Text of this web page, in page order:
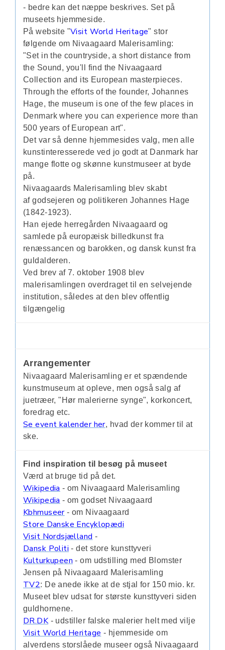
- bedre kan det næppe beskrives. Set på
museets hjemmeside.
På website "Visit World Heritage" stor
følgende om Nivaagaard Malerisamling:
"Set in the countryside, a short distance from
the Sound, you'll find the Nivaagaard
Collection and its European masterpieces.
Through the efforts of the founder, Johannes
Hage, the museum is one of the few places in
Denmark where you can experience more than
500 years of European art".
Det var så denne hjemmesides valg, men alle
kunstinteresserede ved jo godt at Danmark har
mange flotte og skønne kunstmuseer at byde
på.
Nivaagaards Malerisamling blev skabt
af godsejeren og politikeren Johannes Hage
(1842-1923).
Han ejede herregården Nivaagaard og
samlede på europæisk billedkunst fra
renæssancen og barokken, og dansk kunst fra
guldalderen.
Ved brev af 7. oktober 1908 blev
malerisamlingen overdraget til en selvejende
institution, således at den blev offentlig
tilgængelig
Arrangementer
Nivaagaard Malerisamling er et spændende
kunstmuseum at opleve, men også salg af
juetræer, "Hør malerierne synge", korkoncert,
foredrag etc.
Se event kalender her, hvad der kommer til at
ske.
Find inspiration til besøg på museet
Værd at bruge tid på det.
Wikipedia - om Nivaagaard Malerisamling
Wikipedia - om godset Nivaagaard
Kbhmuseer- om Nivaagaard
Store Danske Encyklopædi
Visit Nordsjælland -
Dansk Politi - det store kunsttyveri
Kulturkupeen - om udstilling med Blomster
Jensen på Nivaagaard Malerisamling
TV2: De anede ikke at de stjal for 150 mio. kr.
Museet blev udsat for største kunsttyveri siden
guldhornene.
DR.DK - udstiller falske malerier helt med vilje
Visit World Heritage - hjemmeside om
alverdens storslåede museer også Nivaagaard